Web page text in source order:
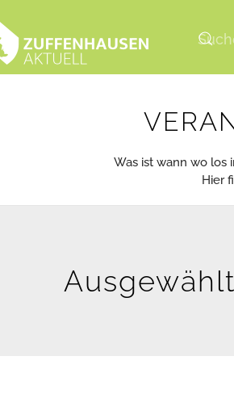
Was ist wann wo los
Hier